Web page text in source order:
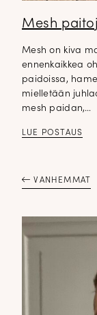
Mesh
Mesh on kiva
ennenkaikkea
paidoissa,
mielletään
mesh paidan,…
LUE POSTAUS
VANHEMMAT